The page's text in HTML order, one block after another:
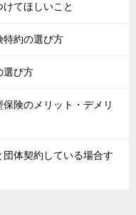
てほしいこと
特約の選び方
選び方
険のメリット・デメリ
体契約している場合す